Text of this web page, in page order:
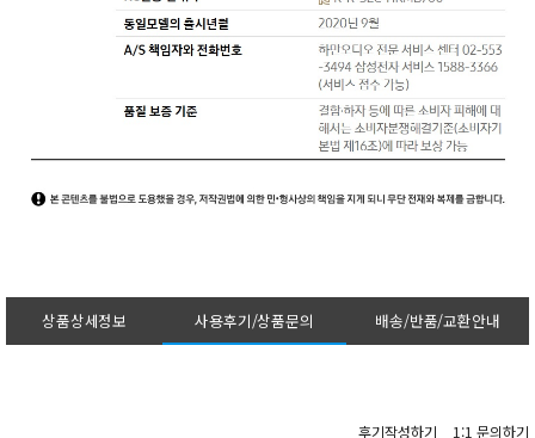
상품상세정보 사용후기/상품문의 배송/반품/교환안내